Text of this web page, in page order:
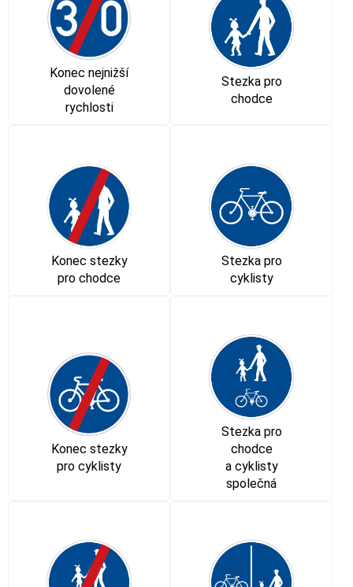
Konec nejnižší
dovolené
rychlosti
Stezka pro
chodce
Konec stezky
pro chodce
Stezka pro
cyklisty
Konec stezky
pro cyklisty
Stezka pro
chodce
a cyklisty
společná